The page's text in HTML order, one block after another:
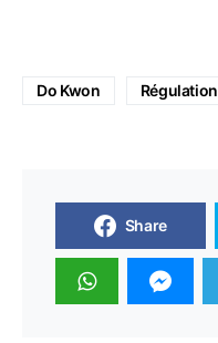
Do Kwon Régulation
Share